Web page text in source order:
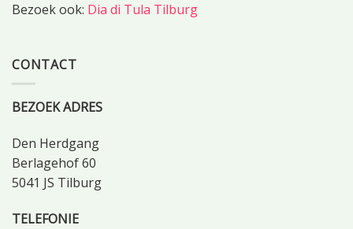
Bezoek ook: Dia di Tula Tilburg
CONTACT
BEZOEK ADRES
Den Herdgang
Berlagehof 60
5041 JS Tilburg
TELEFONIE